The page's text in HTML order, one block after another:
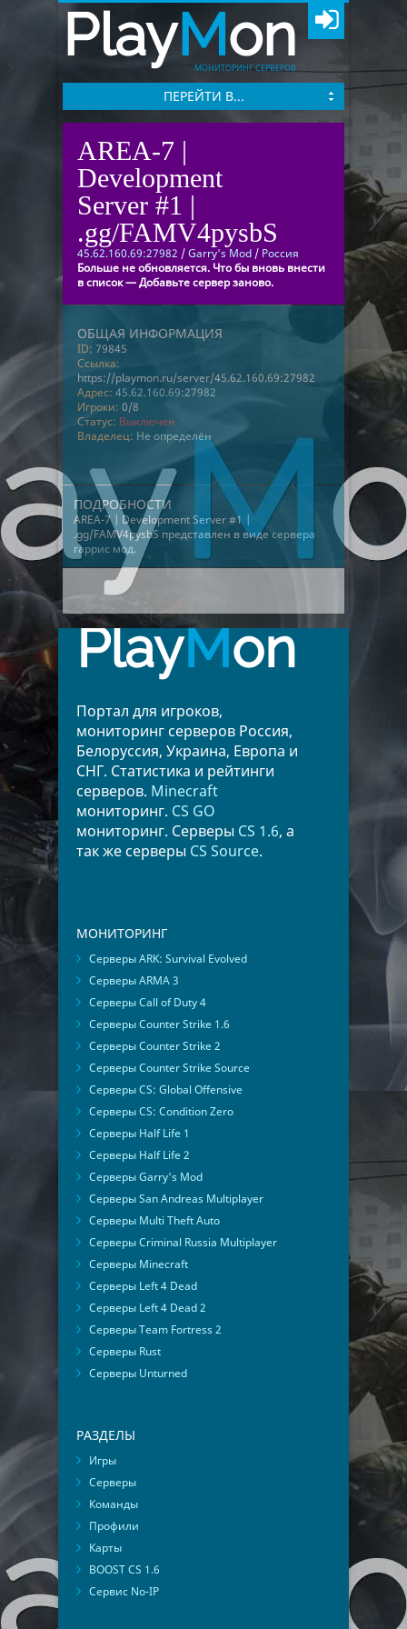
PlayMon
МОНИТОРИНГ СЕРВЕРОВ
ПЕРЕЙТИ В...
AREA-7 |
Development
Server #1 |
.gg/FAMV4pysbS
45.62.160.69:27982 /Garry's Mod / Россия
Больше не обновляется. Что бы вновь внести
в список — Добавьте сервер заново.
ОБЩАЯ ИНФОРМАЦИЯ
ID: 79845
Ссылка:
https://playmon.ru/server/45.62.160.69:27982
Адрес: 45.62.160.69:27982
Игроки: 0/8
Статус: Выключен
Владелец: Не определён
ПОДРОБНОСТИ
AREA-7 | Development Server #1 |
.gg/FAMV4pysbS представлен в виде сервера
гаррис мод.
PlayMon
Портал для игроков,
мониторинг серверов Россия,
Белоруссия, Украина, Европа и
СНГ. Статистика и рейтинги
серверов. Minecraft
мониторинг. CS GO
мониторинг. Серверы CS 1.6, а
так же серверы CS Source.
МОНИТОРИНГ
Серверы ARK: Survival Evolved
Серверы ARMA 3
Серверы Call of Duty 4
Серверы Counter Strike 1.6
Серверы Counter Strike 2
Серверы Counter Strike Source
Серверы CS: Global Offensive
Серверы CS: Condition Zero
Серверы Half Life 1
Серверы Half Life 2
Серверы Garry's Mod
Серверы San Andreas Multiplayer
Серверы Multi Theft Auto
Серверы Criminal Russia Multiplayer
Серверы Minecraft
Серверы Left 4 Dead
Серверы Left 4 Dead 2
Серверы Team Fortress 2
Серверы Rust
Серверы Unturned
РАЗДЕЛЫ
Игры
Серверы
Команды
Профили
Карты
BOOST CS 1.6
Сервис No-IP